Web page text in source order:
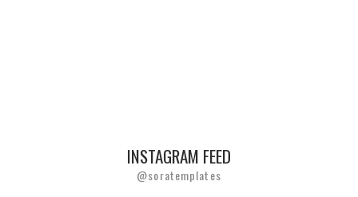
INSTAGRAM FEED
@soratemplates